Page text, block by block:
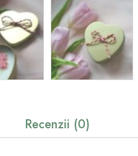
Recenzii (0)